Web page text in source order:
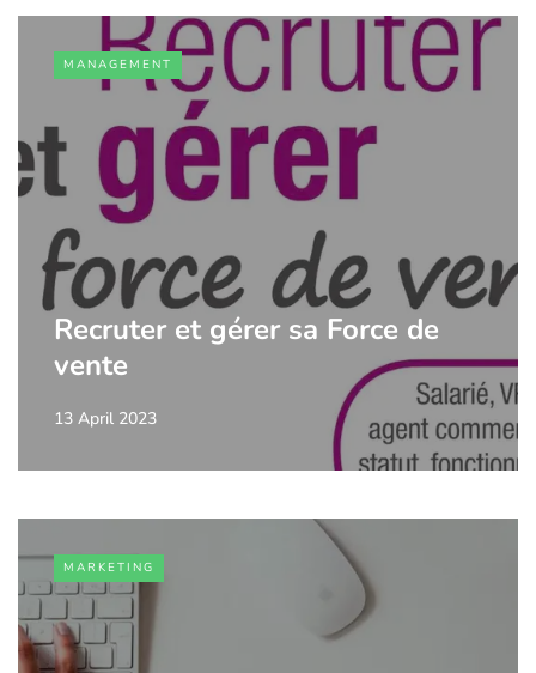
MANAGEMENT
Recruter et gérer sa Force de
vente
13 April 2023
MARKETING